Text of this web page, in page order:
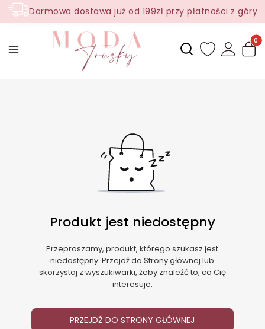
Darmowa dostawa już od 199zł przy płatności z góry
Otwórz
Produkt jest niedostępny
Przepraszamy, produkt, którego szukasz jest
niedostępny. Przejdź do Strony głównej lub
skorzystaj z wyszukiwarki, żeby znaleźć to, co Cię
interesuje.
PRZEJDŹ DO STRONY GŁÓWNEJ